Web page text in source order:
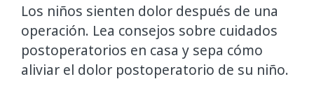
Los niños sienten dolor después de una
operación. Lea consejos sobre cuidados
postoperatorios en casa y sepa cómo
aliviar el dolor postoperatorio de su niño.